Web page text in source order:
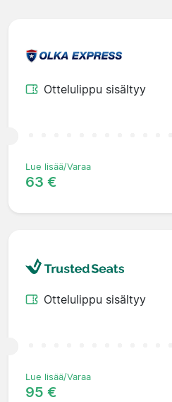
Ottelulippu sisältyy
Lue lisää/Varaa
63 €
Ottelulippu sisältyy
Lue lisää/Varaa
95 €